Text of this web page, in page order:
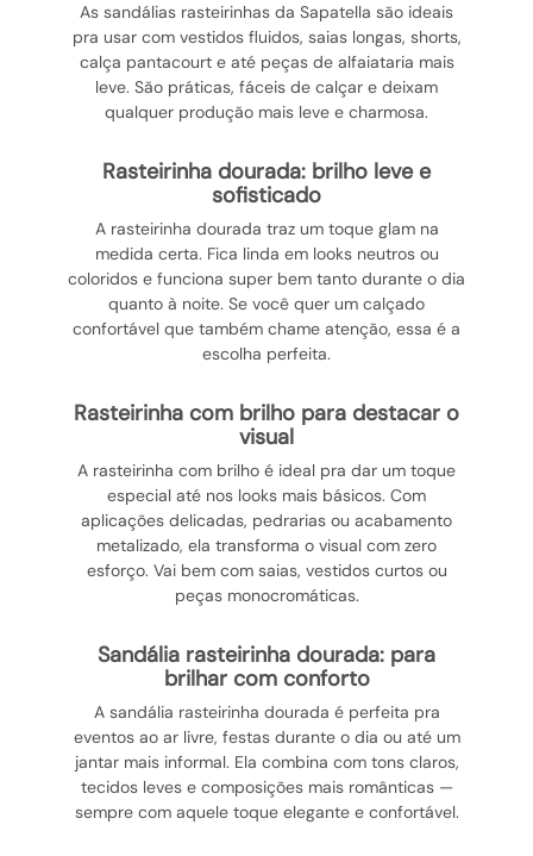
As sandálias rasteirinhas da Sapatella são ideais
pra usar com vestidos fluidos, saias longas, shorts,
calça pantacourt e até peças de alfaiataria mais
leve. São práticas, fáceis de calçar e deixam
qualquer produção mais leve e charmosa.
rasteirinha dourada: brilho leve e
sofisticado
A rasteirinha dourada traz um toque glam na
medida certa. Fica linda em looks neutros ou
coloridos e funciona super bem tanto durante o dia
quanto à noite. Se você quer um calçado
confortável que também chame atenção, essa é a
escolha perfeita.
rasteirinha com brilho para destacar o
visual
A rasteirinha com brilho é ideal pra dar um toque
especial até nos looks mais básicos. Com
aplicações delicadas, pedrarias ou acabamento
metalizado, ela transforma o visual com zero
esforço. Vai bem com saias, vestidos curtos ou
peças monocromáticas.
sandália rasteirinha dourada: para
brilhar com conforto
A sandália rasteirinha dourada é perfeita pra
eventos ao ar livre, festas durante o dia ou até um
jantar mais informal. Ela combina com tons claros,
tecidos leves e composições mais românticas —
sempre com aquele toque elegante e confortável.